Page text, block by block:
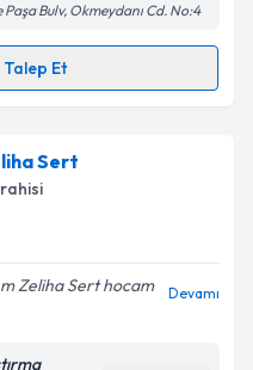
ilişkinAydınlatma
verilerimin belirtilen
ediyorum.
Bulv, Okmeydanı Cd. No:4
Et
randevu takvimi talebi
randevu almanız için bir
ile bilgilendireceğiz.
Sert
Zeliha Sert hocam
Devamı